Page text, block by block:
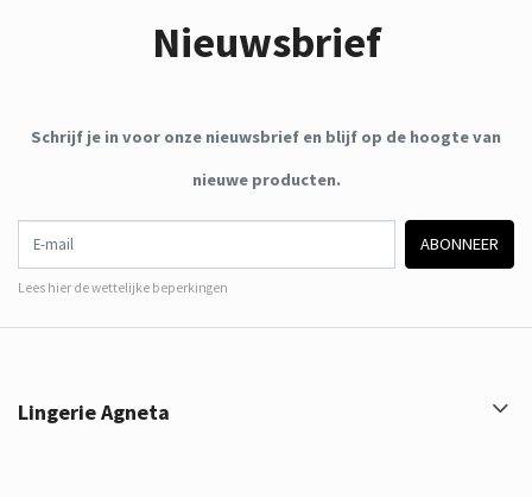
Nieuwsbrief
Schrijf je in voor onze nieuwsbrief en blijf op de hoogte van
nieuwe producten.
ABONNEER
Lees hier de wettelijke beperkingen
Lingerie Agneta